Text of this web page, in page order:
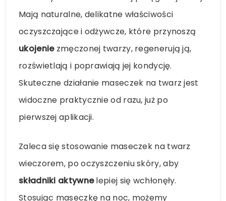
Mają naturalne, delikatne właściwości
oczyszczające i odżywcze, które przynoszą
ukojeniezmęczonej twarzy, regenerują ją,
rozświetlają i poprawiają jej kondycję.
Skuteczne działanie maseczek na twarz jest
widoczne praktycznie od razu, już po
pierwszej aplikacji.
Zaleca się stosowanie maseczek na twarz
wieczorem, po oczyszczeniu skóry, aby
składniki aktywnelepiej się wchłonęły.
Stosując maseczkę na noc, możemy